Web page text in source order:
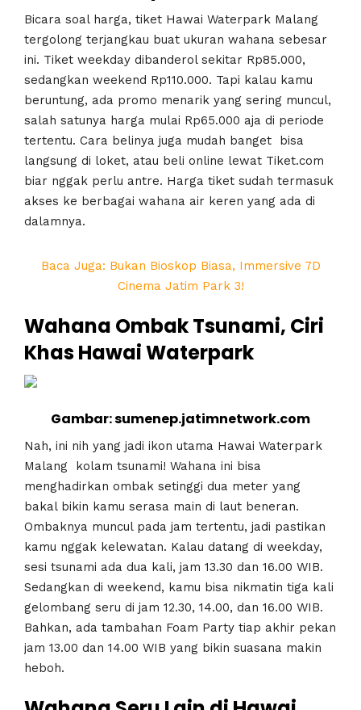
Bicara soal harga, tiket Hawai Waterpark Malang
tergolong terjangkau buat ukuran wahana sebesar
ini. Tiket weekday dibanderol sekitar Rp85.000,
sedangkan weekend Rp110.000. Tapi kalau kamu
beruntung, ada promo menarik yang sering muncul,
salah satunya harga mulai Rp65.000 aja di periode
tertentu. Cara belinya juga mudah banget bisa
langsung di loket, atau beli online lewat Tiket.com
biar nggak perlu antre. Harga tiket sudah termasuk
akses ke berbagai wahana air keren yang ada di
dalamnya.
Baca Juga: Bukan Bioskop Biasa, Immersive 7D
Cinema Jatim Park 3!
Wahana Ombak Tsunami, Ciri
Khas Hawai Waterpark
Gambar: sumenep.jatimnetwork.com
Nah, ini nih yang jadi ikon utama Hawai Waterpark
Malang kolam tsunami! Wahana ini bisa
menghadirkan ombak setinggi dua meter yang
bakal bikin kamu serasa main di laut beneran.
Ombaknya muncul pada jam tertentu, jadi pastikan
kamu nggak kelewatan. Kalau datang di weekday,
sesi tsunami ada dua kali, jam 13.30 dan 16.00 WIB.
Sedangkan di weekend, kamu bisa nikmatin tiga kali
gelombang seru di jam 12.30, 14.00, dan 16.00 WIB.
Bahkan, ada tambahan Foam Party tiap akhir pekan
jam 13.00 dan 14.00 WIB yang bikin suasana makin
heboh.